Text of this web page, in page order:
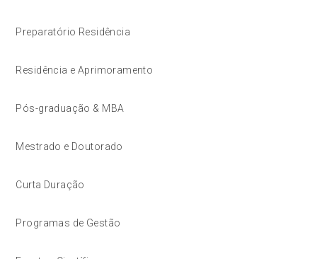
Preparatório Residência
Residência e Aprimoramento
Pós-graduação & MBA
Mestrado e Doutorado
Curta Duração
Programas de Gestão